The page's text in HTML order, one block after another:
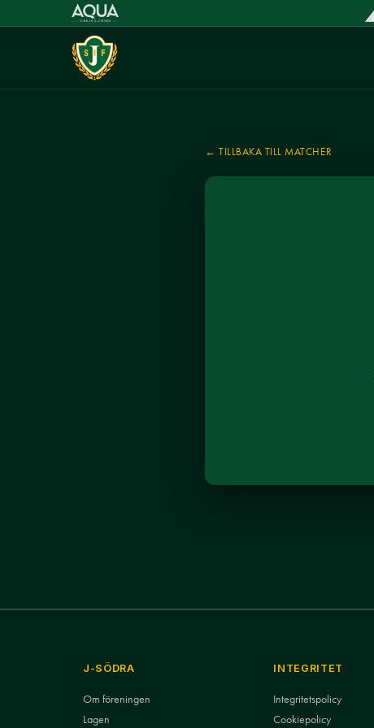
← TILLBAKA TILL MATCHER
J-SÖDRA
Om föreningen
Lagen
INTEGRITET
Integritetspolicy
Cookiepolicy